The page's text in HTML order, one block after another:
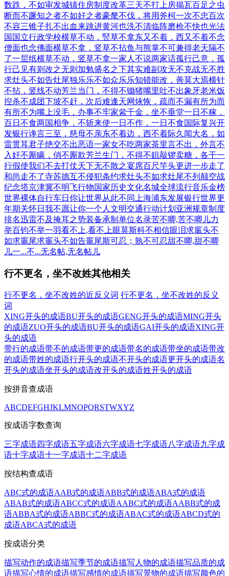
数跌，不如审发城镇住房制度改革三天不打上房揭瓦百足之虫
断而不蹶知之者不如好之者豪氂不伐，将用斧柯一次不忠百次
不容三锥子扎不出血来跳进黄河也洗不清临阵磨枪不快也光法
国国立行政学校横草不动，竪草不拿东又不着，西又不着不念
僧面也念佛面横草不拿，竖草不拈鱼与熊掌不可兼得老天隔不
了一层纸横草不动，竖草不拿一家人不说两家话孤行己意，孤
行己见有则改之无则加勉盛名之下其实难副 攻无不克战无不胜
求灶头不如告灶尾独乐乐不如众乐乐知错能改，善莫大焉横针
不拈，竖线不动芳兰当门，不得不锄猪嘴里吐不出象牙老米饭
揑杀不成团下坡不赶，次后难逢天网烣恢，疏而不漏有所为而
有所不为嘴上没毛，办事不牢家絫千金，坐不垂堂一日不稼，
百日不食两国相争，不斩来使一日不作，一日不食国际复兴开
发银行谗言三至，慈母不亲东不着边，西不着际久闻大名，如
雷贯耳君子绝交不出恶语一家女不吃两家茶里言不出，外言不
入奸不厮瞒，俏不厮欺芳兰生门，不得不鉏敲锣卖糖，各干一
行假使我们不去打仗天下无不散之宴席百尺竿头更进一步走了
和尚走不了寺苏德互不侵犯条约求灶头不如求灶尾不列颠空战
纪念塔京津冀不明飞行物国家历史文化名城全球流行音乐金榜
世界裸体自行车日 你让世界从此不同 上海浦东发展银行世界更
年期关怀日 我不愿让你一个人 文明交通行动计划 亚洲规章制度
排名迅雷不及掩耳之势装备承制单位名录苦不唧,苦不唧儿力
举百钧不举一羽看不上,看不上眼莫斯科不相信眼泪求竈头不
如求竈尾求竈头不如告竈尾斯可忍；孰不可忍甜不唧,甜不唧
儿一...不...无名帖,无名帖儿
行不更名，坐不改姓其他相关
行不更名，坐不改姓的近反义词 行不更名，坐不改姓的反义
词
XING开头的成语BU开头的成语GENG开头的成语MING开头
的成语ZUO开头的成语BU开头的成语GAI开头的成语XING开
头的成语
带行的成语带不的成语带更的成语带名的成语带坐的成语带改
的成语带姓的成语行开头的成语不开头的成语更开头的成语名
开头的成语坐开头的成语改开头的成语姓开头的成语
按拼音查成语
ABCDEFGHJKLMNOPQRSTWXYZ
按成语字数查询
三字成语四字成语五字成语六字成语七字成语八字成语九字成
语十字成语十一字成语十二字成语
按结构查成语
ABC式的成语AAB式的成语ABB式的成语ABA式的成语
ABAB式的成语ABCC式的成语AABC式的成语AABB式的成
语ABBA式的成语ABBC式的成语ABAC式的成语ABCD式的
成语ABCA式的成语
按成语分类
描写动作的成语描写季节的成语描写人物的成语描写品质的成
语描写心情的成语描写感情的成语描写景物的成语描写颜色的